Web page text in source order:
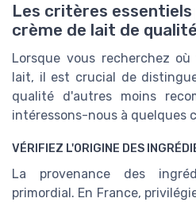
Les critères essentiels
crème de lait de qualité
Lorsque vous recherchez
lait, il est crucial de
qualité d'autres moins
intéressons-nous à quelques
VÉRIFIEZ L'ORIGINE DES
La provenance des
primordial. En France,